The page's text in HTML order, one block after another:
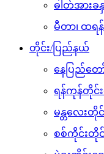
ဓါတ်အားခ
မီတာ၊ ထရ
တိုင်း/ပြည်နယ်
နေပြည်တေ
ရန်ကုန်တိုင်
မန္တလေးတို
စစ်ကိုင်းတို